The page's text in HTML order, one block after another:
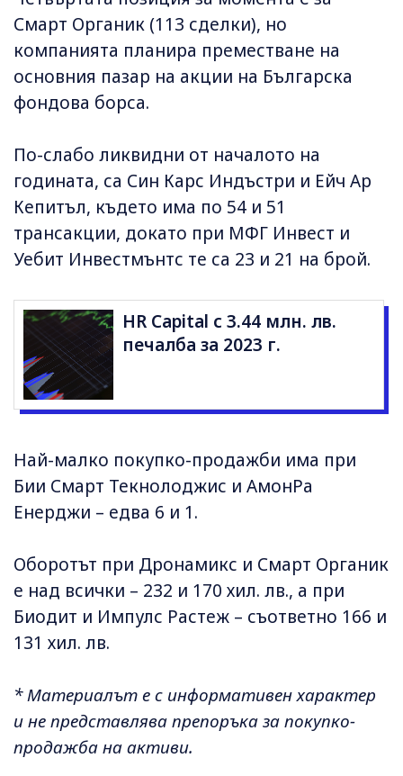
Смарт Органик (113 сделки), но
компанията планира преместване на
основния пазар на акции на Българска
фондова борса.
По-слабо ликвидни от началото на
годината, са Син Карс Индъстри и Ейч Ар
Кепитъл, където има по 54 и 51
трансакции, докато при МФГ Инвест и
Уебит Инвестмънтс те са 23 и 21 на брой.
HR Capital с 3.44 млн. лв.
печалба за 2023 г.
Най-малко покупко-продажби има при
Бии Смарт Текнолоджис и АмонРа
Енерджи – едва 6 и 1.
Оборотът при Дронамикс и Смарт Органик
е над всички – 232 и 170 хил. лв., а при
Биодит и Импулс Растеж – съответно 166 и
131 хил. лв.
* Материалът е с информативен характер
и не представлява препоръка за покупко-
продажба на активи.